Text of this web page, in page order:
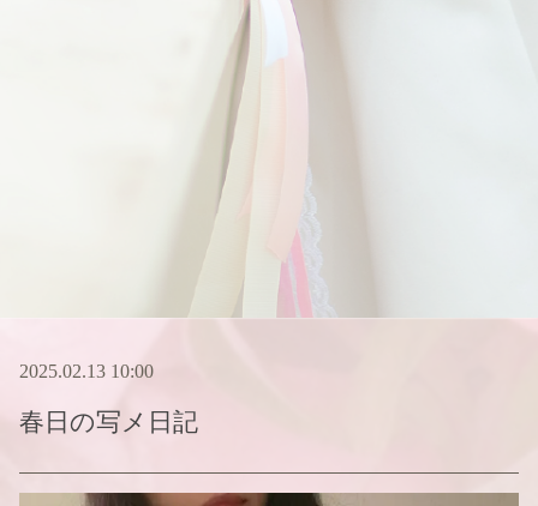
2025.02.13 10:00
春日の写メ日記